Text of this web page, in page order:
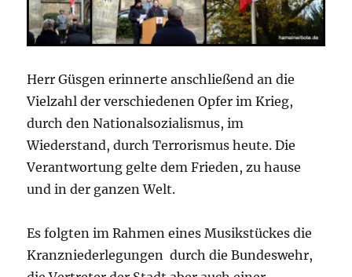
Herr Güsgen erinnerte anschließend an die
Vielzahl der verschiedenen Opfer im Krieg,
durch den Nationalsozialismus, im
Wiederstand, durch Terrorismus heute. Die
Verantwortung gelte dem Frieden, zu hause
und in der ganzen Welt.
Es folgtenim Rahmen eines Musikstückes die
Kranzniederlegungen durch die Bundeswehr,